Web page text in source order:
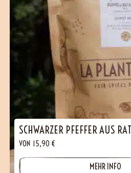
SCHWARZER PFEFFER AUS
VON 15,90 €
MEHR INFO